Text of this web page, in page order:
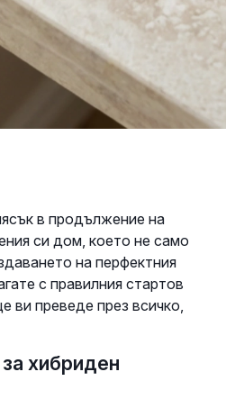
в продължение на
си дом, което не само
на перфектния
с правилния стартов
ви преведе през всичко,
хибриден